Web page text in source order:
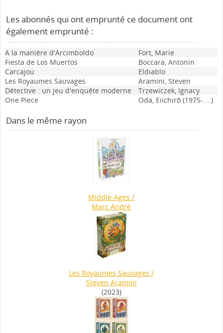
Les abonnés qui ont emprunté ce document ont
également emprunté :
A la manière d'Arcimboldo
Fort, Marie
Fiesta de Los Muertos
Boccara, Antonin
Carcajou
Eldiablo
Les Royaumes Sauvages
Aramini, Steven
Détective : un jeu d'enquête moderne
Trzewiczek, Ignacy
One Piece
Oda, Eiichirō (1975-....)
Dans le même rayon
Middle-Ages /
Marc André
Les Royaumes Sauvages /
Steven Aramini
(2023)